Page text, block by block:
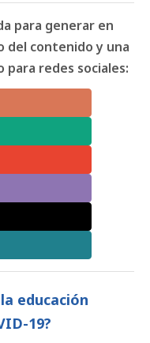
para generar en
del contenido y una
redes sociales:
educación
19?